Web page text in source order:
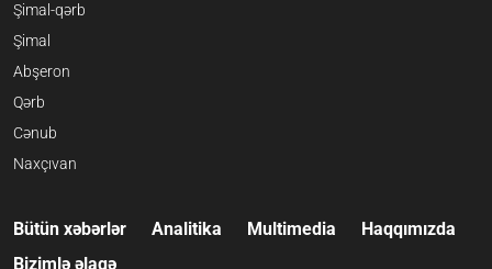
Şimal-qərb
Şimal
Abşeron
Qərb
Cənub
Naxçıvan
Bütün xəbərlər Analitika Multimedia
Haqqımızda
Bizimlə əlaqə